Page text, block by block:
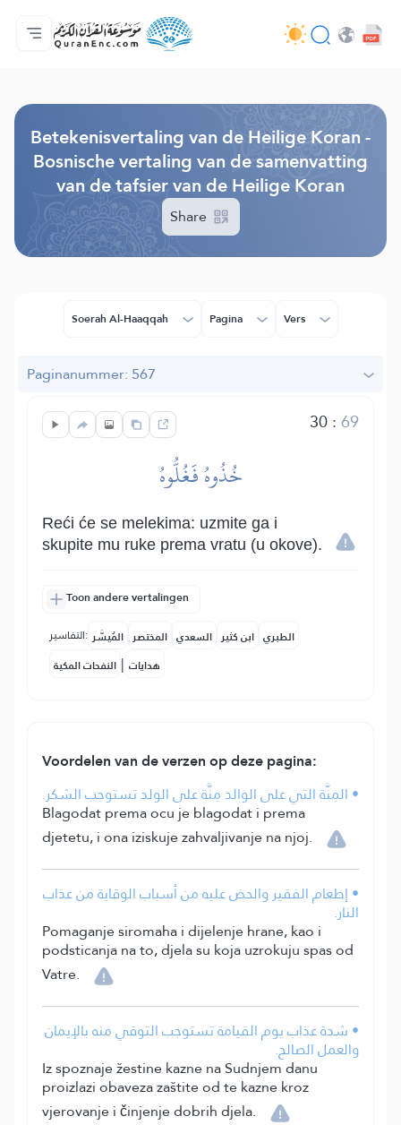
Homepagina
Inhoudsopgave van de vertalingen
Audio
Diensten voor ontwikkelaars - API
Over het project
Contacteer ons
Taal
Betekenisvertaling van de Heilige Koran -
Bosnische vertaling van de samenvatting
van de tafsier van de Heilige Koran
Share
Soerah Al-Haaqqah Pagina Vers
Paginanummer: 567
30:69
خُذُوهُ فَغُلُّوهُ
Reći će se melekima: uzmite ga i
skupite mu ruke prema vratu (u okove).
Toon andere vertalingen
التفاسير: المُيسَّر المختصر السعدي ابن كثير الطبري
النفحات المكية | هدايات
Voordelen van de verzen op deze pagina:
• المِنَّة التي على الوالد مِنَّة على الولد تستوجب الشكر.
Blagodat prema ocu je blagodat i prema
djetetu, i ona iziskuje zahvaljivanje na njoj.
• إطعام الفقير والحض عليه من أسباب الوقاية من عذاب
النار.
Pomaganje siromaha i dijelenje hrane, kao i
podsticanja na to, djela su koja uzrokuju spas od
Vatre.
• شدة عذاب يوم القيامة تستوجب التوقي منه بالإيمان
والعمل الصالح.
Iz spoznaje žestine kazne na Sudnjem danu
proizlazi obaveza zaštite od te kazne kroz
vjerovanje i činjenje dobrih djela.